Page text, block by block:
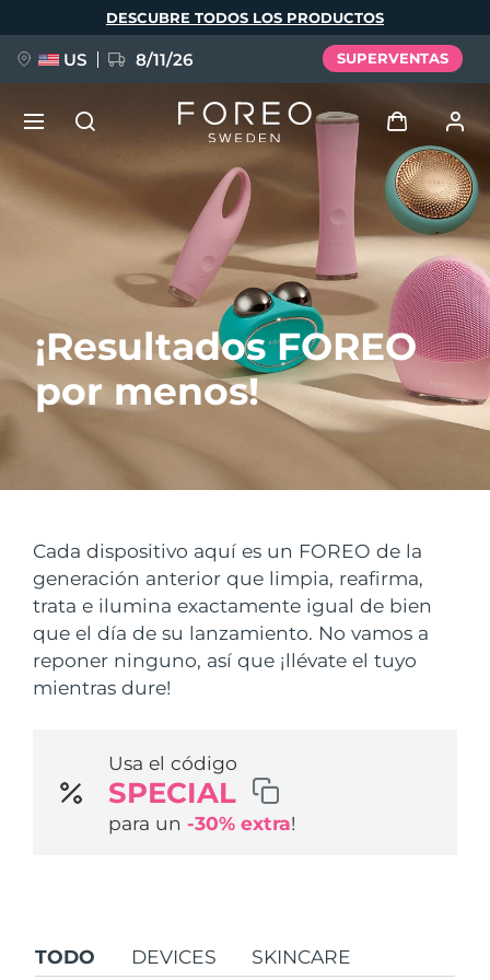
¡Resultados FOREO
por menos!
Cada dispositivo aquí es un FOREO de la
generación anterior que limpia, reafirma,
trata e ilumina exactamente igual de bien
que el día de su lanzamiento. No vamos a
reponer ninguno, así que ¡llévate el tuyo
mientras dure!
Usa el código
SPECIAL
para un -30% extra!
TODO DEVICES SKINCARE
DESCUBRE TODOS LOS PRODUCTOS
US 8/11/26 SUPERVENTAS
Iniciar sesión
Perfil de usuario
Mis dispositivos
Mis pedidos
Mis direcciones
Mis suscripciones
NUEVO
FAQ™ Pure Beauty-Tech Elixir
BREAKING NEWS
FAQ™ Dual LED Panel
POPULAR
Sorpresas especiales Superventas
Idioma
Deutsch
Español
Français
Italiano
Português
Svenska
Русский
Türkçe
繁體中文
País de envío
Estados Unidos Entrega prevista 8/11/26
Reino Unido Entrega prevista8/10/26
España Entrega prevista8/10/26
Alemania Entrega prevista
Australia Entrega prevista